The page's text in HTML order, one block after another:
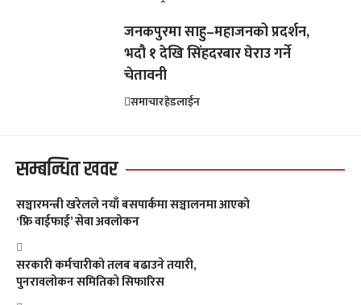
जनकपुरमा साहु–महाजनको प्रदर्शन,
भदौ १ देखि सिंहदरबार घेराउ गर्ने
चेतावनी
समाचारहेडलाईन
सम्बन्धित खवर
सञ्चारमन्त्री खरेलले नयाँ बसपार्कमा सञ्चालनमा आएको
‘फ्रि वाईफाई’ सेवा अवलोकन
सरकारी कर्मचारीको तलब बढाउने तयारी,
पुनरावलोकन समितिको सिफारिस